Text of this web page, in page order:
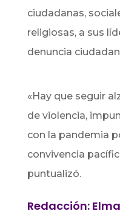
ciudadanas,
religiosas, a sus
denuncia
«Hay que seguir
de violencia,
con la pandemia
convivencia
puntualizó.
Redacción: